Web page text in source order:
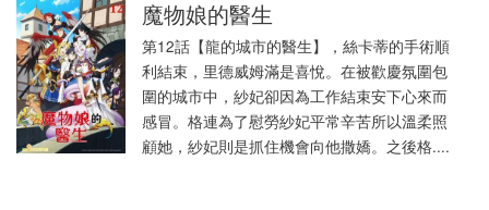
魔物娘的醫生
第12話【龍的城市的醫生】，絲卡蒂的手術順
利結束，里德威姆滿是喜悅。在被歡慶氛圍包
圍的城市中，紗妃卻因為工作結束安下心來而
感冒。格連為了慰勞紗妃平常辛苦所以溫柔照
顧她，紗妃則是抓住機會向他撒嬌。之後格....